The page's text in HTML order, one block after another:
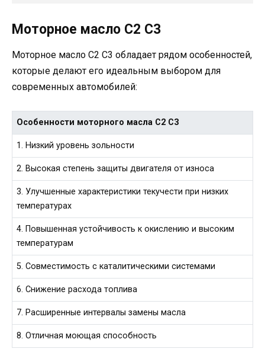
Моторное масло C2 C3
Моторное масло C2 C3 обладает рядом особенностей,
которые делают его идеальным выбором для
современных автомобилей:
Особенности моторного масла C2 C3
1. Низкий уровень зольности
2. Высокая степень защиты двигателя от износа
3. Улучшенные характеристики текучести при низких
температурах
4. Повышенная устойчивость к окислению и высоким
температурам
5. Совместимость с каталитическими системами
6. Снижение расхода топлива
7. Расширенные интервалы замены масла
8. Отличная моющая способность